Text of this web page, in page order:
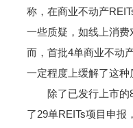
称，在商业不动产
一些质疑，如线上消
而，首批4单商业不动
一定程度上缓解了这种
除了已发行上市
了29单REITs项目申报